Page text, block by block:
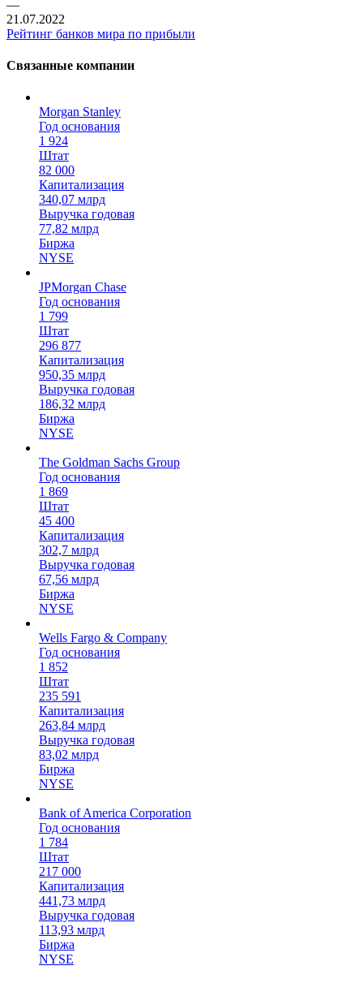
—
21.07.2022
Рейтинг банков мира по прибыли
Связанные компании
Morgan Stanley
Год основания
1 924
Штат
82 000
Капитализация
340,07 млрд
Выручка годовая
77,82 млрд
Биржа
NYSE
JPMorgan Chase
Год основания
1 799
Штат
296 877
Капитализация
950,35 млрд
Выручка годовая
186,32 млрд
Биржа
NYSE
The Goldman Sachs Group
Год основания
1 869
Штат
45 400
Капитализация
302,7 млрд
Выручка годовая
67,56 млрд
Биржа
NYSE
Wells Fargo & Company
Год основания
1 852
Штат
235 591
Капитализация
263,84 млрд
Выручка годовая
83,02 млрд
Биржа
NYSE
Bank of America Corporation
Год основания
1 784
Штат
217 000
Капитализация
441,73 млрд
Выручка годовая
113,93 млрд
Биржа
NYSE